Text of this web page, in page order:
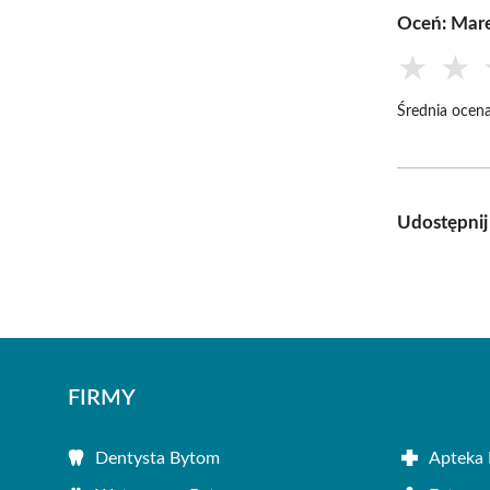
Oceń:
★ ★
Średnia
Udostępnij
FIRMY
Dentysta Bytom Apteka